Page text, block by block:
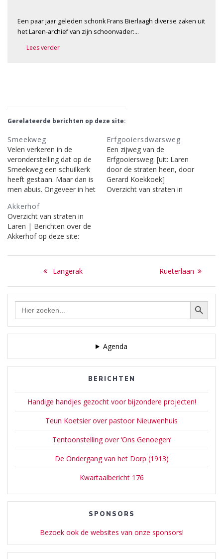
Een paar jaar geleden schonk Frans Bierlaagh diverse zaken uit
het Laren-archief van zijn schoonvader:…
Lees verder
Gerelateerde berichten op deze site:
Smeekweg
Velen verkeren in de
veronderstelling dat op de
Smeekweg een schuilkerk
heeft gestaan. Maar dan is
men abuis. Ongeveer in het
werd de geloofsvrijheid
soepeler en kregen de
Laarders van de Staten
toestemming - waar nu de
NOODKERK te bouwen.
Erfgooiersdwarsweg
Een zijweg van de
Erfgooiersweg. [uit: Laren
door de straten heen, door
Gerard Koekkoek]
Overzicht van straten in
Akkerhof
Overzicht van straten in
Laren | Berichten over de
Akkerhof op deze site:
Bericht
navigatie
Previous
Langerak
Next
Rueterlaan
Zoek Zoekknop
Agenda
BERICHTEN
Handige handjes gezocht voor bijzondere projecten!
Teun Koetsier over pastoor Nieuwenhuis
Tentoonstelling over ‘Ons Genoegen’
De Ondergang van het Dorp (1913)
Kwartaalbericht 176
SPONSORS
Bezoek ook de websites van onze sponsors!